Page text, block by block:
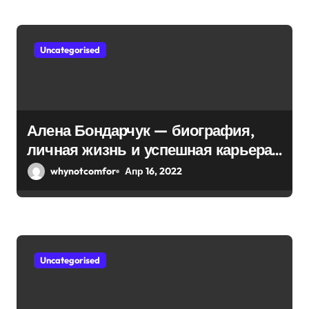
м
Uncategorised
Алена Бондарчук — биография,
личная жизнь и успешная карьера
актрисы и режиссера
whynotcomfor Апр 16, 2022
Uncategorised